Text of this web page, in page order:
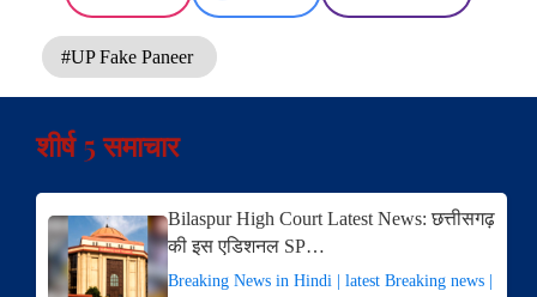
#UP Fake Paneer
शीर्ष 5 समाचार
Bilaspur High Court Latest News: छत्तीसगढ़
की इस एडिशनल SP…
Breaking News in Hindi | latest Breaking news |